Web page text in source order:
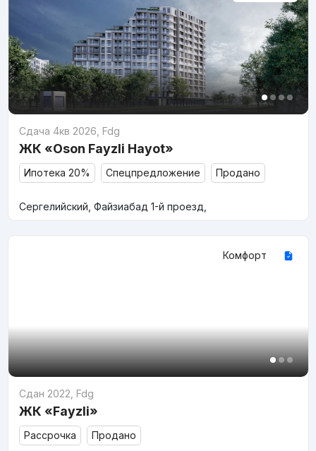
Сдача 4кв 2026 Fdg
ЖК «Oson Fayzli Hayot»
Ипотека 20% Спецпредложение Продано
Сергелийский, Файзиабад 1-й проезд,
Комфорт
Сдан 2022 Fdg
ЖК «Fayzli»
Рассрочка Продано